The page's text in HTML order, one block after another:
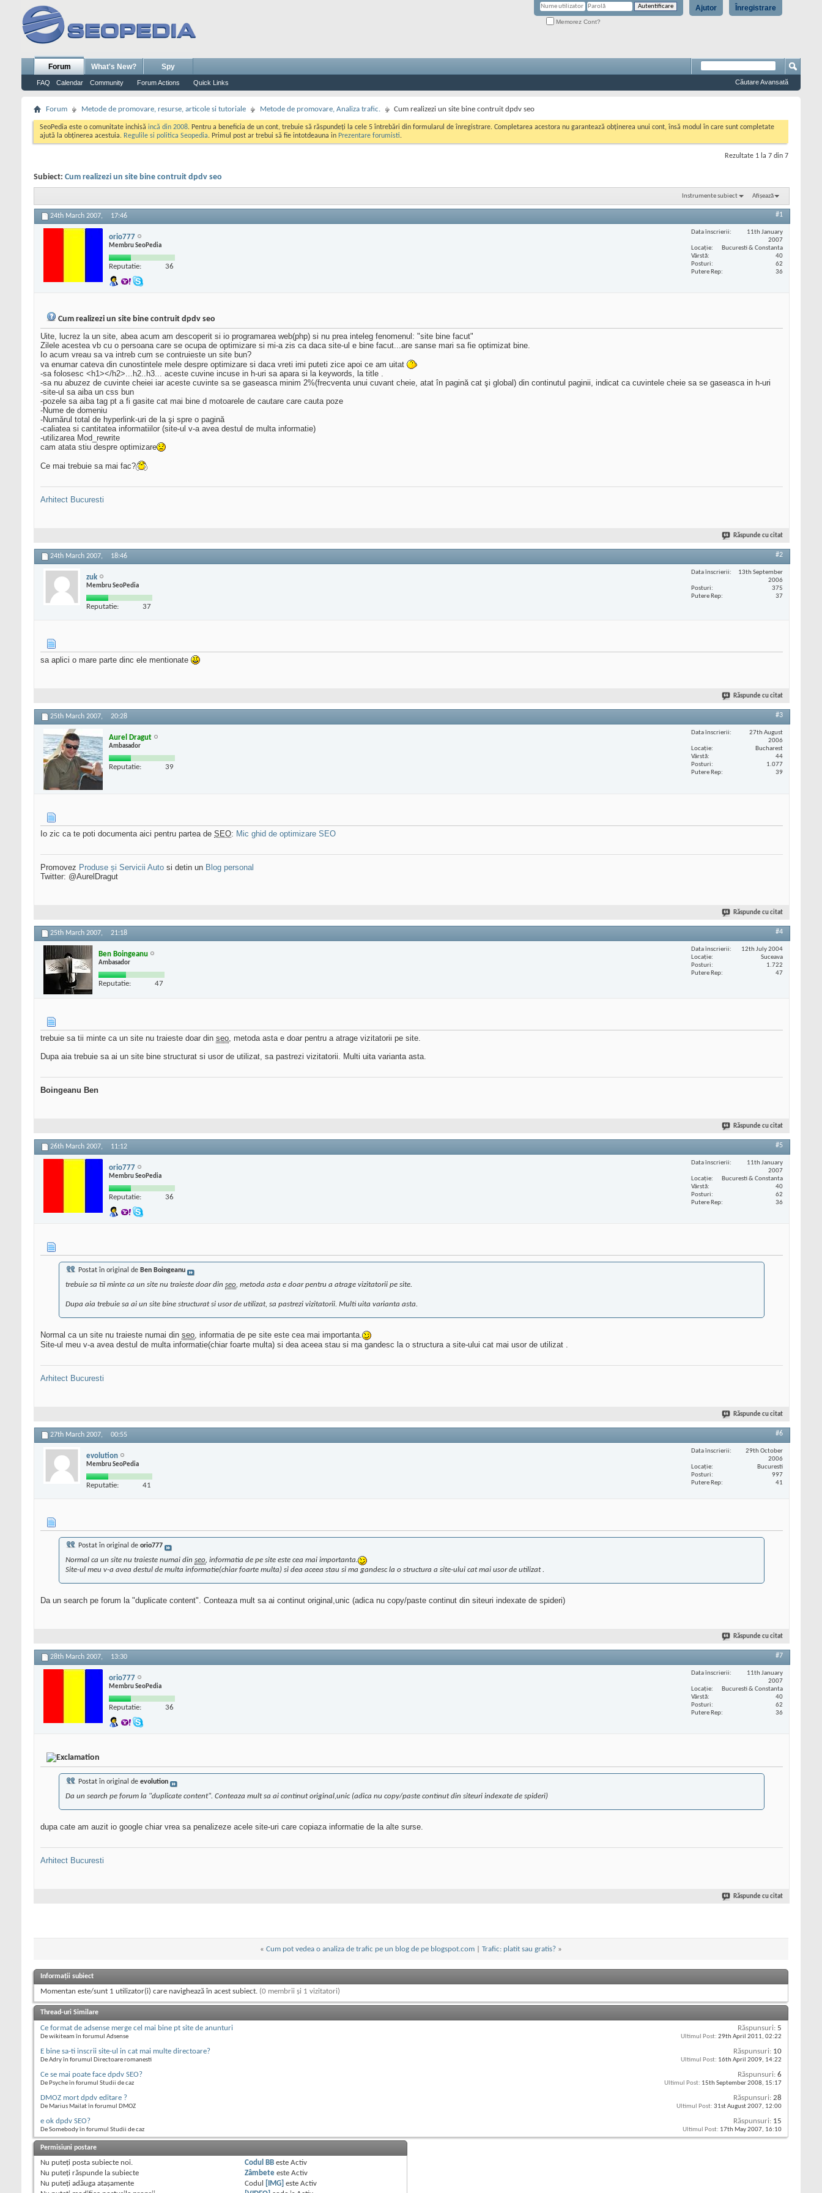
Înregistrare
Ajutor
Memorez Cont?
Forum
FAQ Calendar Community Forum Actions Quick Links
What's New? Spy
Căutare Avansată
Forum Metode de promovare, resurse, articole si tutoriale Metode de promovare, Analiza trafic. Cum realizezi un site bine contruit dpdv seo
SeoPedia este o comunitate inchisă incă din 2008. Pentru a beneficia de un cont, trebuie să răspundeți la cele 5 întrebări din formularul de înregistrare. Completarea acestora nu garantează obținerea unui cont, însă modul în care sunt completate
ajută la obținerea acestuia. Regulile si politica Seopedia. Primul post ar trebui să fie intotdeauna in Prezentare forumisti.
Rezultate 1 la 7 din 7
Subiect: Cum realizezi un site bine contruit dpdv seo
Instrumente subiect Afișează
24th March 2007, 17:46 #1
orio777
Membru SeoPedia
Reputatie: 36
Data înscrierii
11th January
2007
Locaţie
Bucuresti & Constanta
Vârstă
40
Posturi
62
Putere Rep
36
Cum realizezi un site bine contruit dpdv seo
Uite, lucrez la un site, abea acum am descoperit si io programarea web(php) si nu prea inteleg fenomenul: "site bine facut"
Zilele acestea vb cu o persoana care se ocupa de optimizare si mi-a zis ca daca site-ul e bine facut...are sanse mari sa fie optimizat bine.
Io acum vreau sa va intreb cum se contruieste un site bun?
va enumar cateva din cunostintele mele despre optimizare si daca vreti imi puteti zice apoi ce am uitat
-sa folosesc <h1></h2>...h2..h3... aceste cuvine incuse in h-uri sa apara si la keywords, la title .
-sa nu abuzez de cuvinte cheiei iar aceste cuvinte sa se gaseasca minim 2%(frecventa unui cuvant cheie, atat în pagină cat şi global) din continutul paginii, indicat ca cuvintele cheie sa se gaseasca in h-uri
-site-ul sa aiba un css bun
-pozele sa aiba tag pt a fi gasite cat mai bine d motoarele de cautare care cauta poze
-Nume de domeniu
-Numărul total de hyperlink-uri de la şi spre o pagină
-caliatea si cantitatea informatiilor (site-ul v-a avea destul de multa informatie)
-utilizarea Mod_rewrite
cam atata stiu despre optimizare
Ce mai trebuie sa mai fac?
Arhitect Bucuresti
Răspunde cu citat
24th March 2007, 18:46 #2
zuk
Membru SeoPedia
Reputatie: 37
Data înscrierii
13th September
2006
Posturi
375
Putere Rep
37
sa aplici o mare parte dinc ele mentionate
Răspunde cu citat
25th March 2007, 20:28 #3
Aurel Dragut
Ambasador
Reputatie: 39
Data înscrierii
27th August
2006
Locaţie
Bucharest
Vârstă
44
Posturi
1.077
Putere Rep
39
Io zic ca te poti documenta aici pentru partea de SEO: Mic ghid de optimizare SEO
Promovez Produse și Servicii Auto si detin un Blog personal
Twitter: @AurelDragut
Răspunde cu citat
25th March 2007, 21:18 #4
Ben Boingeanu
Ambasador
Reputatie: 47
Data înscrierii
12th July 2004
Locaţie
Suceava
Posturi
1.722
Putere Rep
47
trebuie sa tii minte ca un site nu traieste doar din seo, metoda asta e doar pentru a atrage vizitatorii pe site.
Dupa aia trebuie sa ai un site bine structurat si usor de utilizat, sa pastrezi vizitatorii. Multi uita varianta asta.
Boingeanu Ben
Răspunde cu citat
26th March 2007, 11:12 #5
orio777
Membru SeoPedia
Reputatie: 36
Data înscrierii
11th January
2007
Locaţie
Bucuresti & Constanta
Vârstă
40
Posturi
62
Putere Rep
36
Postat în original de Ben Boingeanu
trebuie sa tii minte ca un site nu traieste doar din seo, metoda asta e doar pentru a atrage vizitatorii pe site.
Dupa aia trebuie sa ai un site bine structurat si usor de utilizat, sa pastrezi vizitatorii. Multi uita varianta asta.
Normal ca un site nu traieste numai din seo, informatia de pe site este cea mai importanta.
Site-ul meu v-a avea destul de multa informatie(chiar foarte multa) si dea aceea stau si ma gandesc la o structura a site-ului cat mai usor de utilizat .
Arhitect Bucuresti
Răspunde cu citat
27th March 2007, 00:55 #6
evolution
Membru SeoPedia
Reputatie: 41
Data înscrierii
29th October
2006
Locaţie
Bucuresti
Posturi
997
Putere Rep
41
Postat în original de orio777
Normal ca un site nu traieste numai din seo, informatia de pe site este cea mai importanta.
Site-ul meu v-a avea destul de multa informatie(chiar foarte multa) si dea aceea stau si ma gandesc la o structura a site-ului cat mai usor de utilizat .
Da un search pe forum la "duplicate content". Conteaza mult sa ai continut original,unic (adica nu copy/paste continut din siteuri indexate de spideri)
Răspunde cu citat
28th March 2007, 13:30 #7
orio777
Membru SeoPedia
Reputatie: 36
Data înscrierii
11th January
2007
Locaţie
Bucuresti & Constanta
Vârstă
40
Posturi
62
Putere Rep
36
Postat în original de evolution
Da un search pe forum la "duplicate content". Conteaza mult sa ai continut original,unic (adica nu copy/paste continut din siteuri indexate de spideri)
dupa cate am auzit io google chiar vrea sa penalizeze acele site-uri care copiaza informatie de la alte surse.
Arhitect Bucuresti
Răspunde cu citat
« Cum pot vedea o analiza de trafic pe un blog de pe blogspot.com Trafic: platit sau gratis? »
Informații subiect
Momentan este/sunt 1 utilizator(i) care navighează în acest subiect. (0 membrii și 1 vizitatori)
Thread-uri Similare
Ce format de adsense merge cel mai bine pt site de anunturi
De wikiteam în forumul Adsense
Răspunsuri: 5
Ultimul Post: 29th April 2011, 02:22
E bine sa-ti inscrii site-ul in cat mai multe directoare?
De Adry în forumul Directoare romanesti
Răspunsuri: 10
Ultimul Post: 16th April 2009, 14:22
Ce se mai poate face dpdv SEO?
De Psyche în forumul Studii de caz
Răspunsuri: 6
Ultimul Post: 15th September 2008, 15:17
DMOZ mort dpdv editare ?
De Marius Mailat în forumul DMOZ
Răspunsuri: 28
Ultimul Post: 31st August 2007, 12:00
e ok dpdv SEO?
De Somebody în forumul Studii de caz
Răspunsuri: 15
Ultimul Post: 17th May 2007, 16:10
Permisiuni postare
Nu puteţi posta subiecte noi.
Nu puteţi răspunde la subiecte
Nu puteţi adăuga ataşamente
Codul BB esteActiv
Zâmbete esteActiv
Codul
[IMG] esteActiv